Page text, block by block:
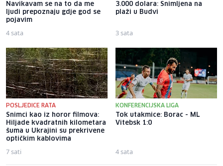
Navikavam se na to da me
ljudi prepoznaju gdje god se
pojavim
4 sata
3.000 dolara: Snimljena na
plaži u Budvi
3 sata
POSLJEDICE RATA
Snimci kao iz horor filmova:
Hiljade kvadratnih kilometara
šuma u Ukrajini su prekrivene
optičkim kablovima
7 sati
KONFERENCIJSKA LIGA
Tok utakmice: Borac - ML
Vitebsk 1:0
4 sata